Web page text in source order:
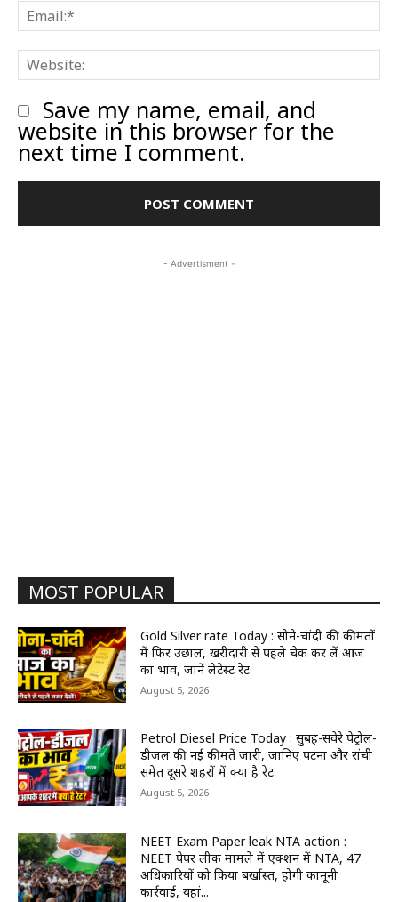
Save my name, email, and
website in this browser for the
next time I comment.
- Advertisment -
MOST POPULAR
Gold Silver rate Today : सोने-चांदी की कीमतों
में फिर उछाल, खरीदारी से पहले चेक कर लें आज
का भाव, जानें लेटेस्ट रेट
August 5, 2026
Petrol Diesel Price Today : सुबह-सवेरे पेट्रोल-
डीजल की नई कीमतें जारी, जानिए पटना और रांची
समेत दूसरे शहरों में क्या है रेट
August 5, 2026
NEET Exam Paper leak NTA action :
NEET पेपर लीक मामले में एक्शन में NTA, 47
अधिकारियों को किया बर्खास्त, होगी कानूनी
कार्रवाई, यहां...